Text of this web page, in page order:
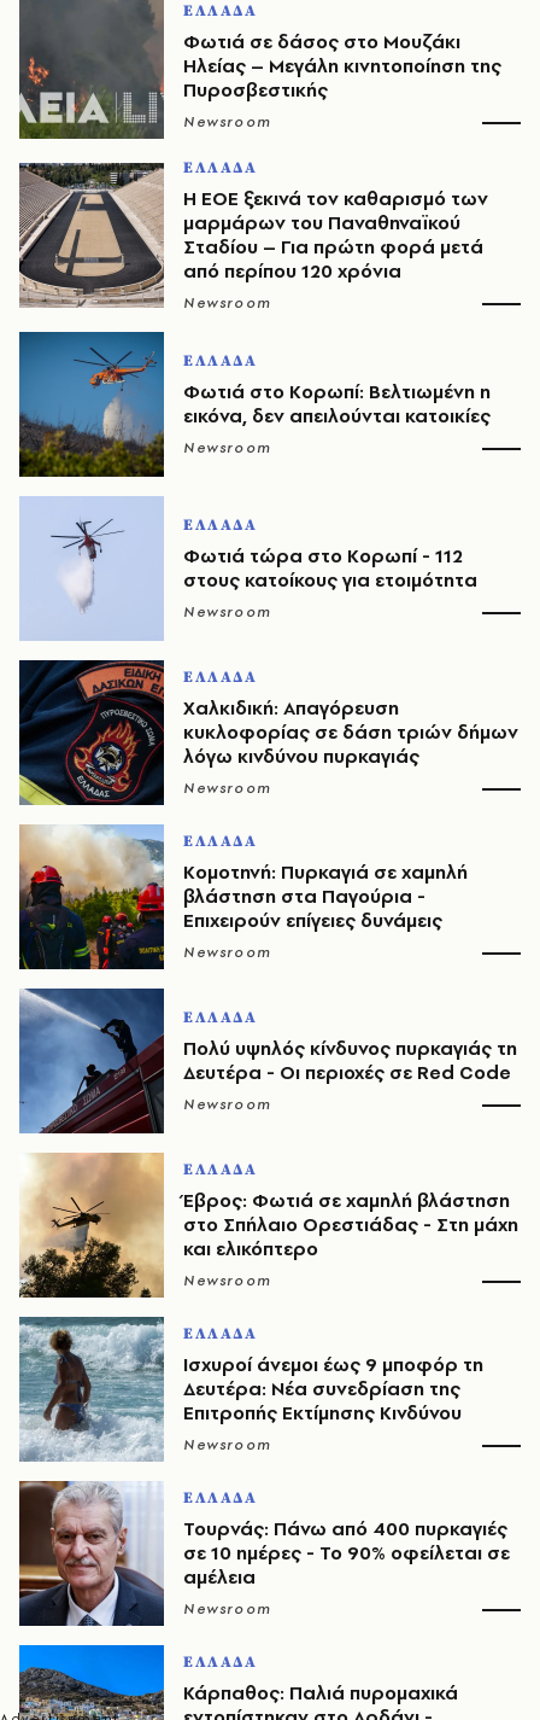
ΕΛΛΑΔΑ
Φωτιά σε δάσος στο Μουζάκι
Ηλείας – Μεγάλη κινητοποίηση της
Πυροσβεστικής
Newsroom
ΕΛΛΑΔΑ
Η ΕΟΕ ξεκινά τον καθαρισμό των
μαρμάρων του Παναθηναϊκού
Σταδίου – Για πρώτη φορά μετά
από περίπου 120 χρόνια
Newsroom
ΕΛΛΑΔΑ
Φωτιά στο Κορωπί: Βελτιωμένη η
εικόνα, δεν απειλούνται κατοικίες
Newsroom
ΕΛΛΑΔΑ
Φωτιά τώρα στο Κορωπί - 112
στους κατοίκους για ετοιμότητα
Newsroom
ΕΛΛΑΔΑ
Χαλκιδική: Απαγόρευση
κυκλοφορίας σε δάση τριών δήμων
λόγω κινδύνου πυρκαγιάς
Newsroom
ΕΛΛΑΔΑ
Κομοτηνή: Πυρκαγιά σε χαμηλή
βλάστηση στα Παγούρια -
Επιχειρούν επίγειες δυνάμεις
Newsroom
ΕΛΛΑΔΑ
Πολύ υψηλός κίνδυνος πυρκαγιάς τη
Δευτέρα - Οι περιοχές σε Red Code
Newsroom
ΕΛΛΑΔΑ
Έβρος: Φωτιά σε χαμηλή βλάστηση
στο Σπήλαιο Ορεστιάδας - Στη μάχη
και ελικόπτερο
Newsroom
ΕΛΛΑΔΑ
Ισχυροί άνεμοι έως 9 μποφόρ τη
Δευτέρα: Νέα συνεδρίαση της
Επιτροπής Εκτίμησης Κινδύνου
Newsroom
ΕΛΛΑΔΑ
Τουρνάς: Πάνω από 400 πυρκαγιές
σε 10 ημέρες - Το 90% οφείλεται σε
αμέλεια
Newsroom
ΕΛΛΑΔΑ
Κάρπαθος: Παλιά πυρομαχικά